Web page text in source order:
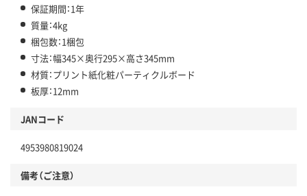
保証期間：1年
質量：4kg
梱包数：1梱包
寸法：幅345×奥行295×高さ345mm
材質：プリント紙化粧パーティクルボード
板厚：12mm
JANコード
4953980819024
備考（ご注意）